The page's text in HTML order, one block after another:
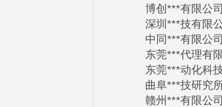
博创***有限公司
深圳***技有限公
中同***有限公司
东莞***代理有限
东莞***动化科技
曲阜***技研究所
赣州***有限公司